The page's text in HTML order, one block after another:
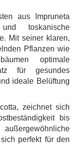
aus Impruneta
toskanische
Mit seiner klaren,
Pflanzen wie
optimale
für gesundes
ideale Belüftung
zeichnet sich
bis
perfekt für den